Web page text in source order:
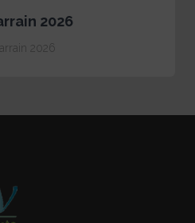
2026
2026